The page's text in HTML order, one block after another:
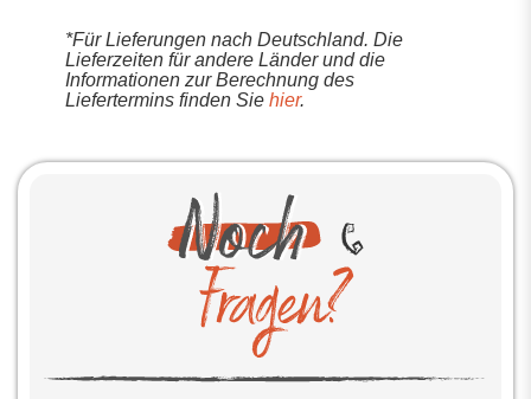
*Für Lieferungen nach Deutschland. Die
Lieferzeiten für andere Länder und die
Informationen zur Berechnung des
Liefertermins finden Sie hier.